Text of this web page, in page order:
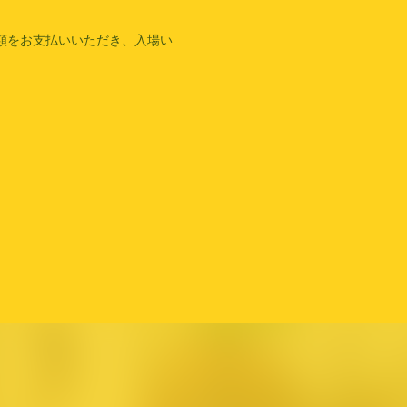
をお支払いいただき、入場い